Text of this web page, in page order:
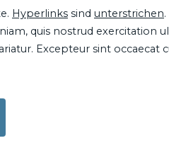
Hyperlinks sind unterstrichen
quis nostrud
Excepteur sint